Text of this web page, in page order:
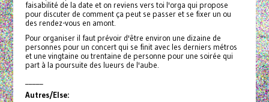
faisabilité de la date et on reviens vers toi l'orga qui propose
pour discuter de comment ça peut se passer et se fixer un ou
des rendez-vous en amont.
Pour organiser il faut prévoir d'être environ une dizaine de
personnes pour un concert qui se finit avec les derniers métros
et une vingtaine ou trentaine de personne pour une soirée qui
part à la poursuite des lueurs de l'aube.
Autres/Else: